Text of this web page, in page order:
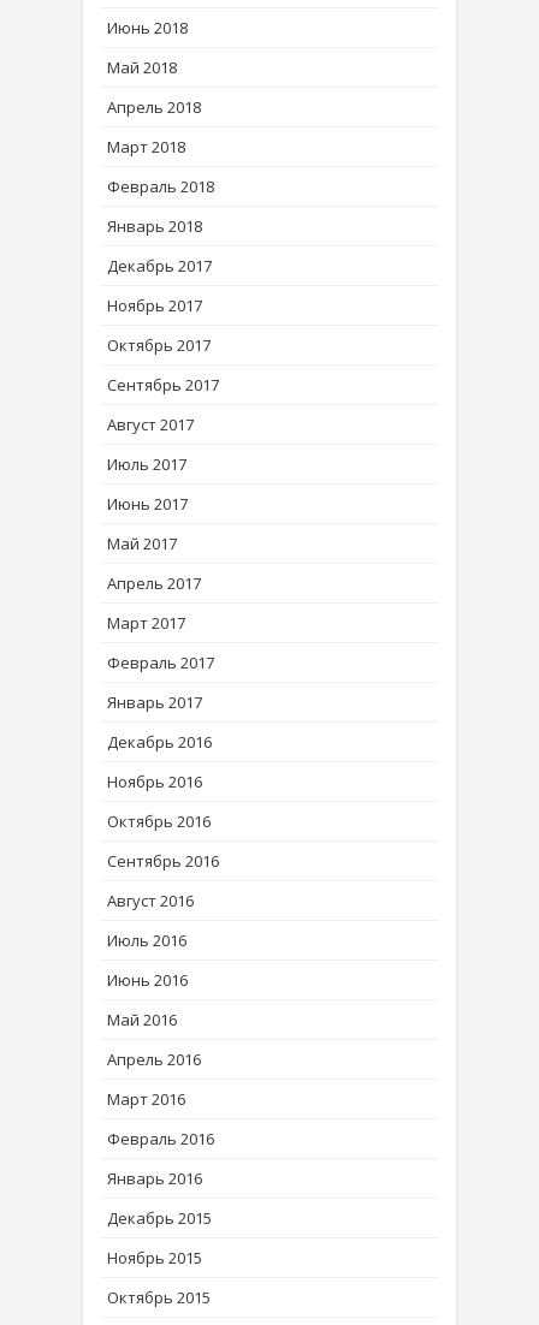
Июнь 2018
Май 2018
Апрель 2018
Март 2018
Февраль 2018
Январь 2018
Декабрь 2017
Ноябрь 2017
Октябрь 2017
Сентябрь 2017
Август 2017
Июль 2017
Июнь 2017
Май 2017
Апрель 2017
Март 2017
Февраль 2017
Январь 2017
Декабрь 2016
Ноябрь 2016
Октябрь 2016
Сентябрь 2016
Август 2016
Июль 2016
Июнь 2016
Май 2016
Апрель 2016
Март 2016
Февраль 2016
Январь 2016
Декабрь 2015
Ноябрь 2015
Октябрь 2015